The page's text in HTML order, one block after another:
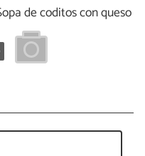
de coditos con queso